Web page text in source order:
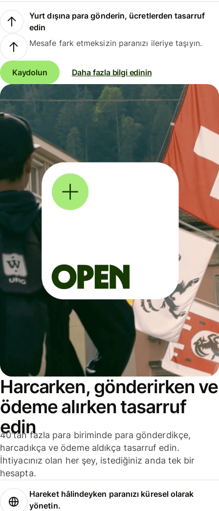
Yurt dışına para gönderin, ücretlerden tasarruf
edin
Mesafe fark etmeksizin paranızı ileriye taşıyın.
Kaydolun Daha fazla bilgi edinin
Harcarken, gönderirken ve
ödeme alırken tasarruf
edin
40'tan fazla para biriminde para gönderdikçe,
harcadıkça ve ödeme aldıkça tasarruf edin.
İhtiyacınız olan her şey, istediğiniz anda tek bir
hesapta.
Hareket hâlindeyken paranızı küresel olarak
yönetin.